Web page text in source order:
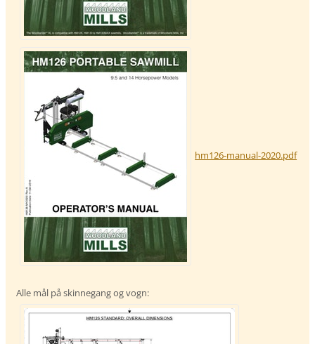
hm126-manual-2020.pdf
Alle mål på skinnegang og vogn: